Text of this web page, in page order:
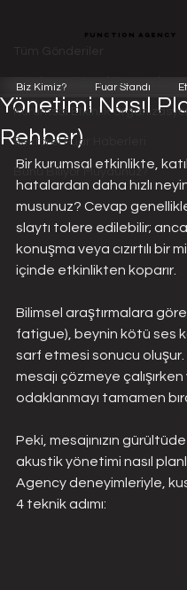
function agency
Biz Kimiz? Fuar Standı
Tüm Gönderiler
Fuarlar ve Stand Tasarımları
Kurumsal Etkinlik
Sektörel Fuar Haberleri
Bunu Biliyor Muydunuz?
Kurumsal
Yönetimi Nasıl
Rehber)
Bir kurumsal etkinlikte,
hatalardan daha hızlı
musunuz? Cevap
slaytı tolere edilebilir;
konuşma veya cızırtılı bir
içinde etkinlikten koparır.
Bilimsel araştırmalara
fatigue), beynin kötü ses
sarf etmesi sonucu
mesajı çözmeye
odaklanmayı tamamen
Peki, mesajınızın
akustik yönetimi nasıl
Agency deneyimleriyle,
4 teknik adımı: